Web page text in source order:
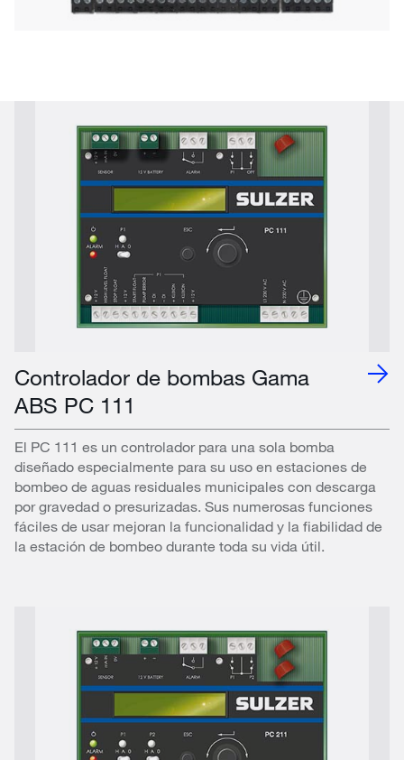
Controlador de bombas Gama
ABS PC 111
El PC 111 es un controlador para una sola bomba
diseñado especialmente para su uso en estaciones de
bombeo de aguas residuales municipales con descarga
por gravedad o presurizadas. Sus numerosas funciones
fáciles de usar mejoran la funcionalidad y la fiabilidad de
la estación de bombeo durante toda su vida útil.